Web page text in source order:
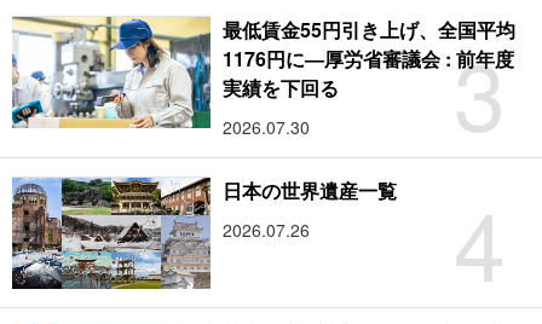
3
最低賃金55円引き上げ、全国平均
1176円に―厚労省審議会 : 前年度
実績を下回る
2026.07.30
4
日本の世界遺産一覧
2026.07.26